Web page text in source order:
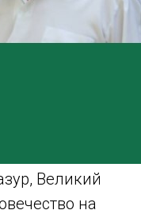
Великий
на